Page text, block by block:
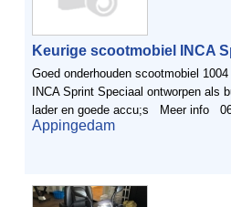
Keurige scootmobiel INCA
Goed onderhouden scootmobiel
INCA Sprint Speciaal ontworpen als
lader en goede accu;s Meer info
Appingedam